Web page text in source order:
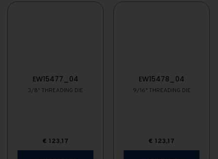
EW15477_04
3/8" THREADING DIE
€ 123,17
EW15478_04
9/16" THREADING DIE
€ 123,17